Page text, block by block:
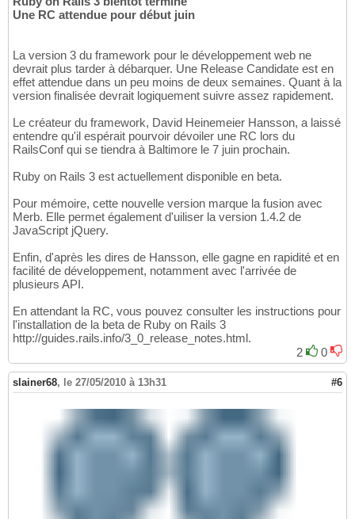
Une RC attendue pour début juin
La version 3 du framework pour le développement web ne
devrait plus tarder à débarquer. Une Release Candidate est en
effet attendue dans un peu moins de deux semaines. Quant à la
version finalisée devrait logiquement suivre assez rapidement.
Le créateur du framework, David Heinemeier Hansson, a laissé
entendre qu'il espérait pourvoir dévoiler une RC lors du
RailsConf qui se tiendra à Baltimore le 7 juin prochain.
Ruby on Rails 3 est actuellement disponible en beta.
Pour mémoire, cette nouvelle version marque la fusion avec
Merb. Elle permet également d'uiliser la version 1.4.2 de
JavaScript jQuery.
Enfin, d'après les dires de Hansson, elle gagne en rapidité et en
facilité de développement, notamment avec l'arrivée de
plusieurs API.
En attendant la RC, vous pouvez consulter les instructions pour
l'installation de la beta de Ruby on Rails 3
http://guides.rails.info/3_0_release_notes.html.
2
0
slainer68, le 27/05/2010 à 13h31 #6